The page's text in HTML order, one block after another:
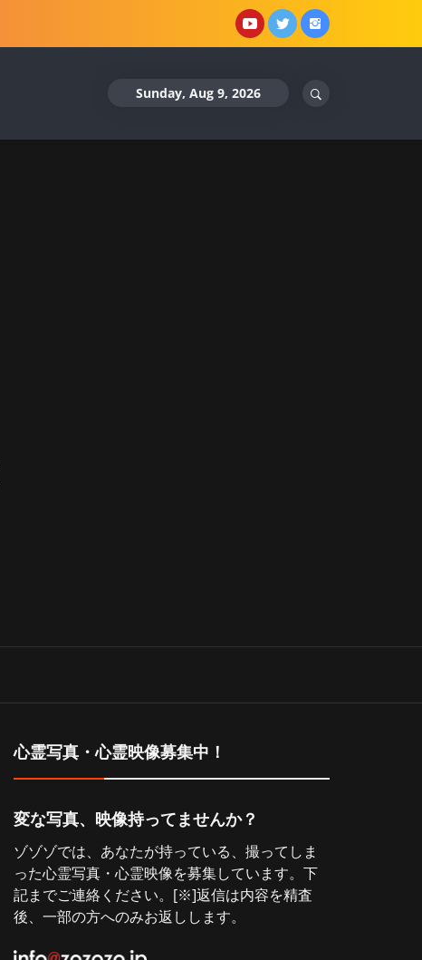
YouTube
X Instagram
Sunday, Aug 9, 2026
心霊写真・心霊映像募集中！
変な写真、映像持ってませんか？
ゾゾゾでは、あなたが持っている、撮ってしま
った心霊写真・心霊映像を募集しています。下
記までご連絡ください。[※]返信は内容を精査
後、一部の方へのみお返しします。